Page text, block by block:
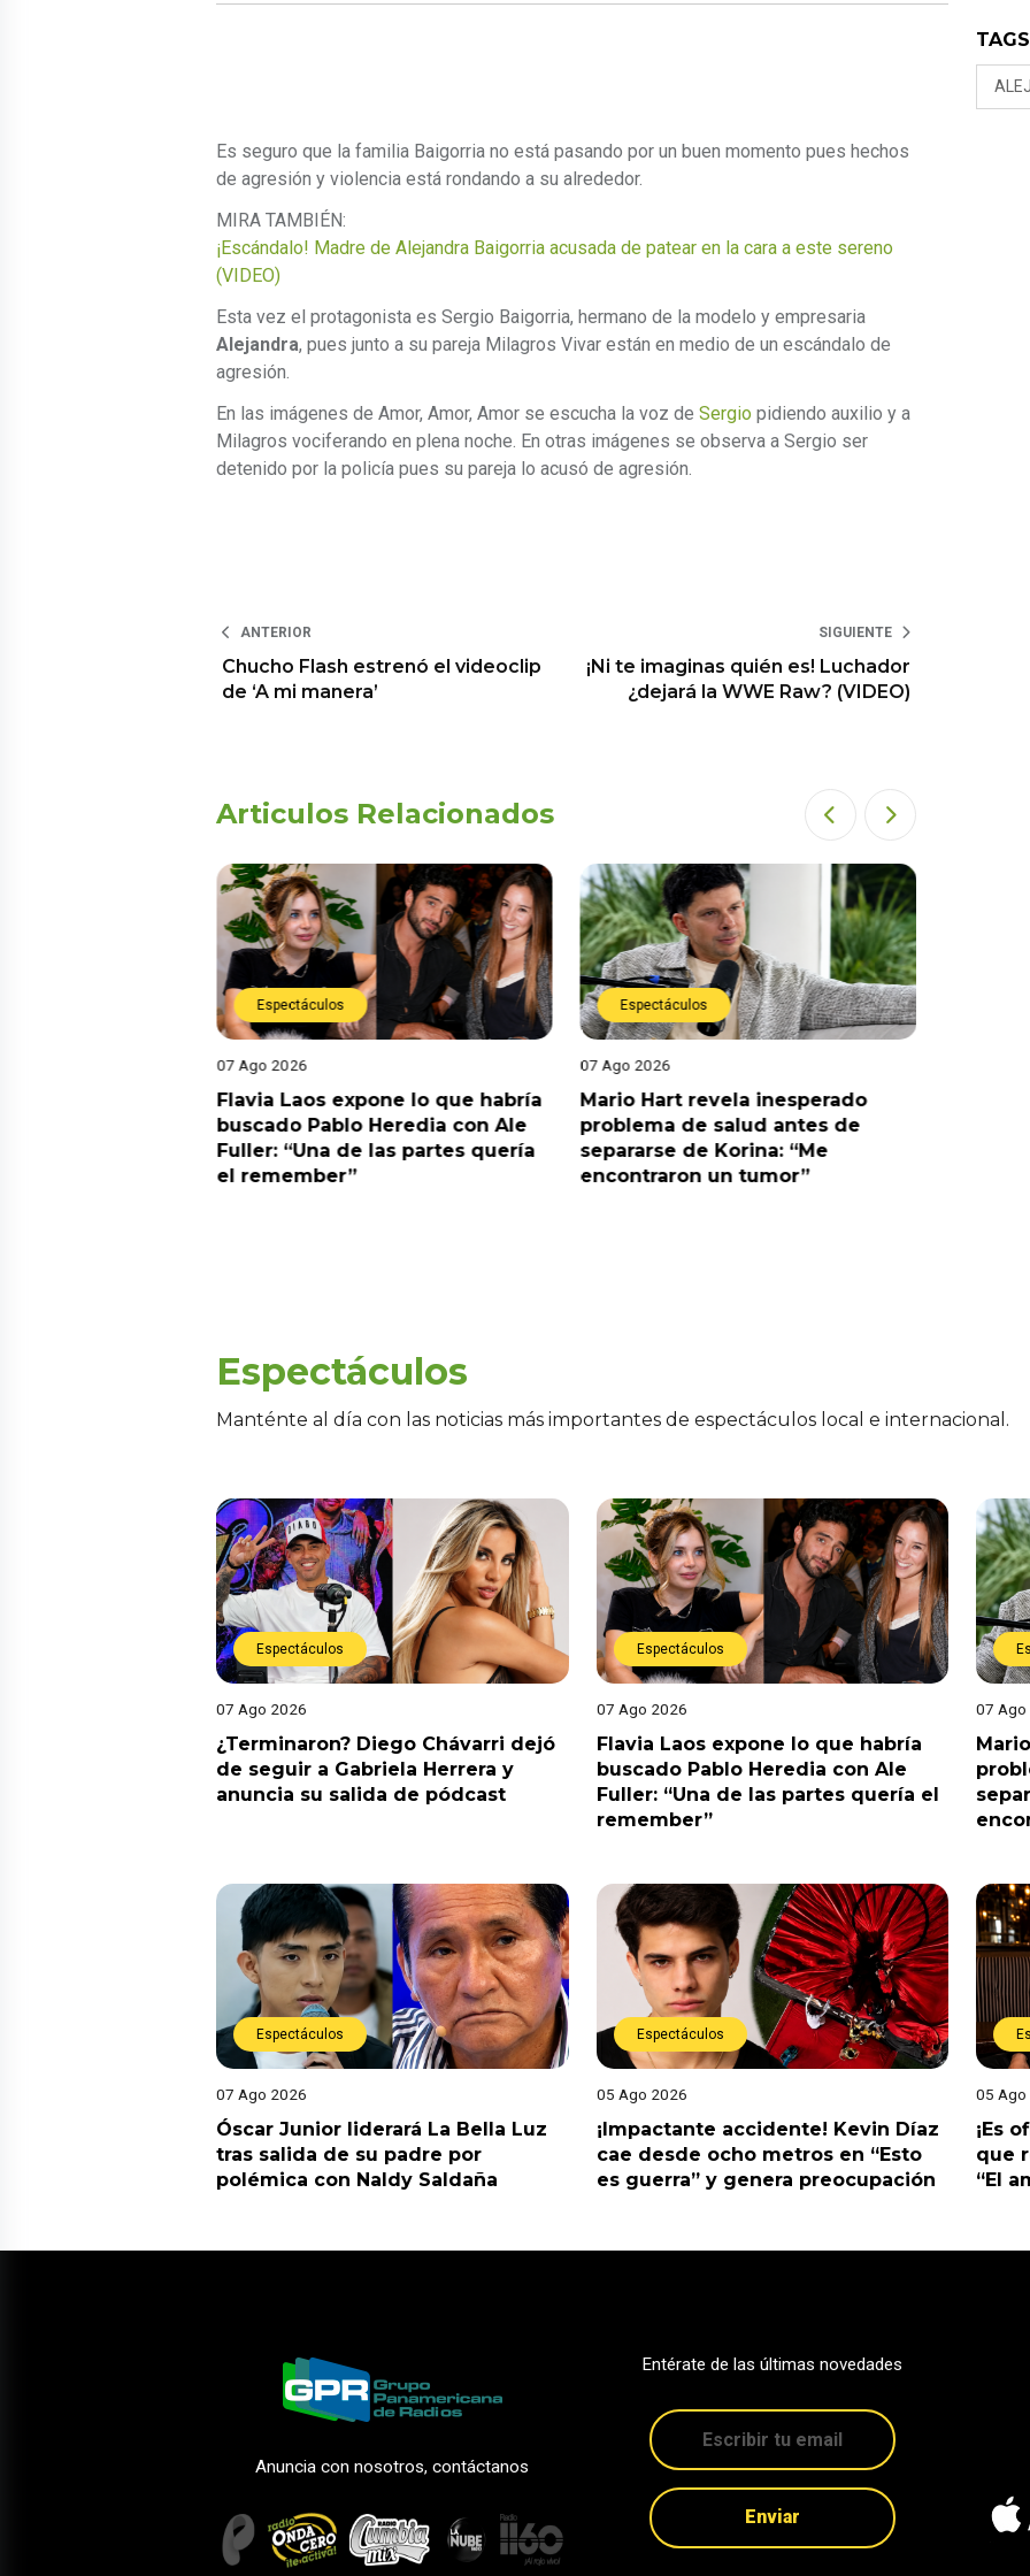
Es seguro que la familia Baigorria no está pasando por un buen momento pues hechos
de agresión y violencia está rondando a su alrededor.
MIRA TAMBIÉN:
¡Escándalo! Madre de Alejandra Baigorria acusada de patear en la cara a este sereno
(VIDEO)
Esta vez el protagonista es Sergio Baigorria, hermano de la modelo y empresaria
Alejandra, pues junto a su pareja Milagros Vivar están en medio de un escándalo de
agresión.
En las imágenes de Amor, Amor, Amor se escucha la voz de Sergio pidiendo auxilio y a
Milagros vociferando en plena noche. En otras imágenes se observa a Sergio ser
detenido por la policía pues su pareja lo acusó de agresión.
ANTERIOR
Chucho Flash estrenó el videoclip
de ‘A mi manera’
SIGUIENTE
¡Ni te imaginas quién es! Luchador
¿dejará la WWE Raw? (VIDEO)
Articulos Relacionados
Espectáculos
07 Ago 2026
Flavia Laos expone lo que habría
buscado Pablo Heredia con Ale
Fuller: “Una de las partes quería
el remember”
Espectáculos
07 Ago 2026
Mario Hart revela inesperado
problema de salud antes de
separarse de Korina: “Me
encontraron un tumor”
TAGS
Espectáculos
Manténte al día con las noticias más importantes de espectáculos local e internacional.
Espectáculos
07 Ago 2026
¿Terminaron? Diego Chávarri dejó
de seguir a Gabriela Herrera y
anuncia su salida de pódcast
Espectáculos
07 Ago 2026
Flavia Laos expone lo que habría
buscado Pablo Heredia con Ale
Fuller: “Una de las partes quería el
remember”
07 Ago
Espectáculos
07 Ago 2026
Óscar Junior liderará La Bella Luz
tras salida de su padre por
polémica con Naldy Saldaña
Espectáculos
05 Ago 2026
¡Impactante accidente! Kevin Díaz
cae desde ocho metros en “Esto
es guerra” y genera preocupación
05 Ago
¡Es
que
“El
Anuncia con nosotros, contáctanos
Entérate de las últimas novedades
Enviar